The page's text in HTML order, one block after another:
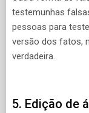
testemunhas
pessoas para
versão dos fatos,
verdadeira.
5. Edição de